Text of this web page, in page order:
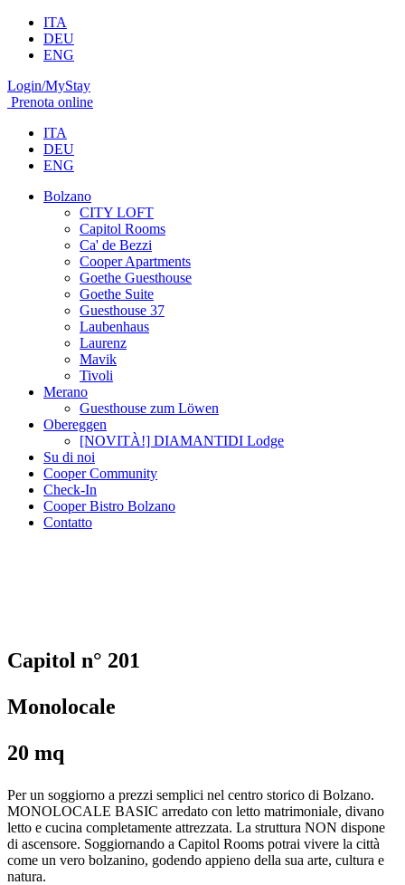
ITA
DEU
ENG
Login/MyStay
Prenota online
ITA
DEU
ENG
Bolzano
CITY LOFT
Capitol Rooms
Ca' de Bezzi
Cooper Apartments
Goethe Guesthouse
Goethe Suite
Guesthouse 37
Laubenhaus
Laurenz
Mavik
Tivoli
Merano
Guesthouse zum Löwen
Obereggen
[NOVITÀ!] DIAMANTIDI Lodge
Su di noi
Cooper Community
Check-In
Cooper Bistro Bolzano
Contatto
Capitol n° 201
Monolocale
20 mq
Per un soggiorno a prezzi semplici nel centro storico di Bolzano.
MONOLOCALE BASIC arredato con letto matrimoniale, divano
letto e cucina completamente attrezzata. La struttura NON dispone
di ascensore. Soggiornando a Capitol Rooms potrai vivere la città
come un vero bolzanino, godendo appieno della sua arte, cultura e
natura.